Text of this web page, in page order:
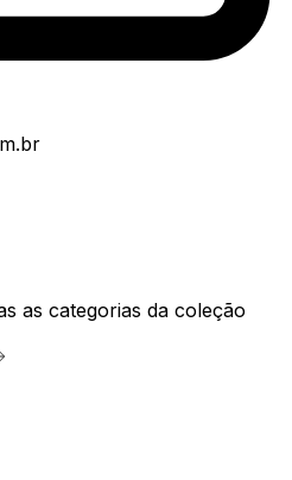
as categorias da coleção